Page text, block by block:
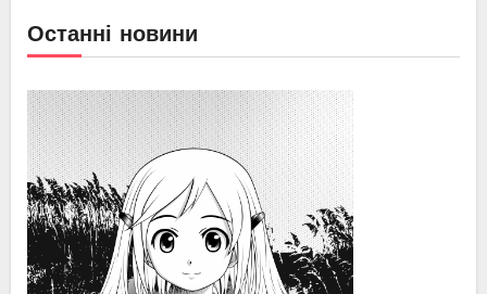
Останні новини